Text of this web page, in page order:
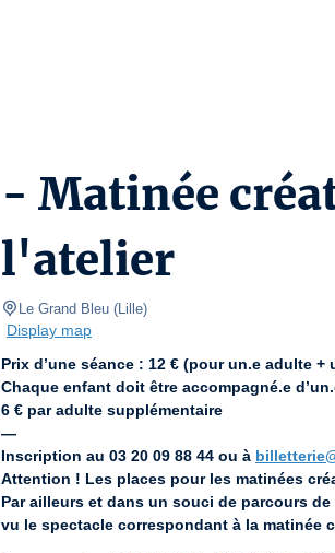
- Matinée
l'atelier
Le Grand Bleu (Lille)
Display map
Prix d’une séance : 12 € (pour un.e adulte +
Chaque enfant doit être accompagné.e
6 € par adulte supplémentaire
—
Inscription au 03 20 09 88 44 ou à
Attention ! Les places pour les matinées
Par ailleurs et dans un souci de parcours
vu le spectacle correspondant à la matinée